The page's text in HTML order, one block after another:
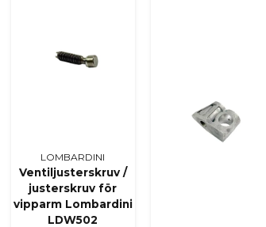
LOMBARDINI
Ventiljusterskruv /
justerskruv för
vipparm Lombardini
LDW502